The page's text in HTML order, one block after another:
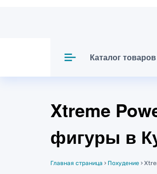
Каталог товаров
Xtreme
фигуры в
Главная страница › Похудение ›